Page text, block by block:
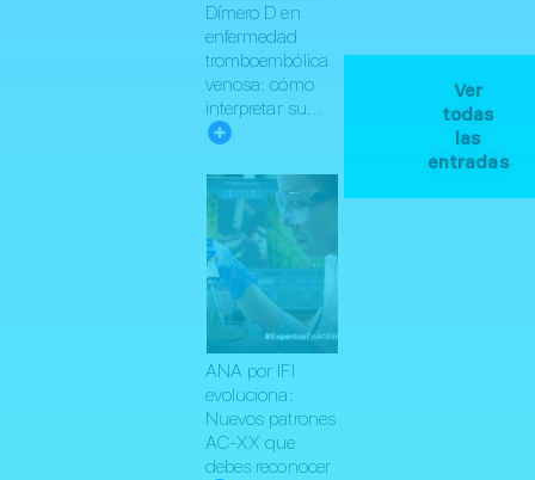
Dímero D en
enfermedad
tromboembólica
venosa: cómo
interpretar su...
ANA por IFI
evoluciona:
Nuevos patrones
AC-XX que
debes reconocer
Ver
todas
las
entradas